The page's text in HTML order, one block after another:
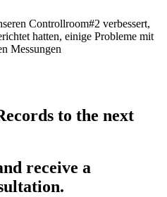
Controllroom#2 verbessert,
hatten, einige Probleme mit
Messungen
to the next
receive a